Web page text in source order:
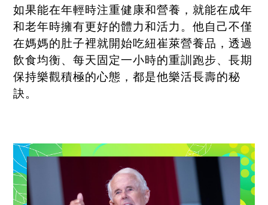
如果能在年輕時注重健康和營養，就能在成年
和老年時擁有更好的體力和活力。他自己不僅
在媽媽的肚子裡就開始吃紐崔萊營養品，透過
飲食均衡、每天固定一小時的重訓跑步、長期
保持樂觀積極的心態，都是他樂活長壽的秘
訣。